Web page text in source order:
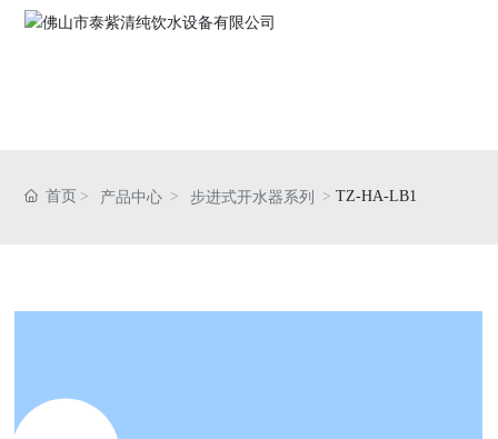
资质荣誉
首页 产品中心 步进式开水器系列 TZ-HA-LB1